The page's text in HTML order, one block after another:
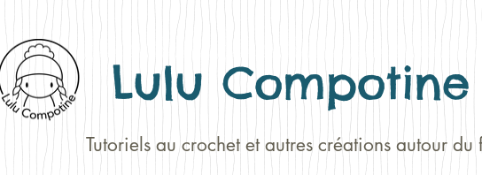
Lulu Compotine
Tutoriels au crochet et autres créations autour du